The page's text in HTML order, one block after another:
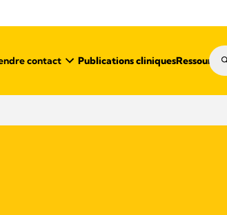
contact Publications cliniquesRessources